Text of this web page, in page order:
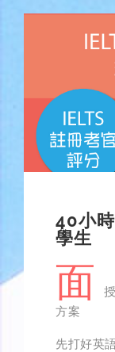
40小
學生
面
方案
先打好英